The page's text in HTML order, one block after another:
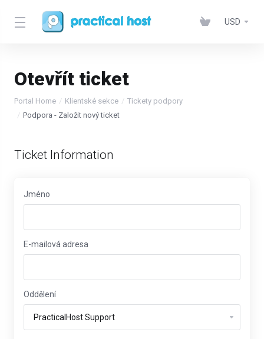
USD
Otevřít ticket
Portal Home Klientské sekce
Tickety podpory
Podpora - Založit nový ticket
Ticket Information
Jméno
E-mailová adresa
Oddělení